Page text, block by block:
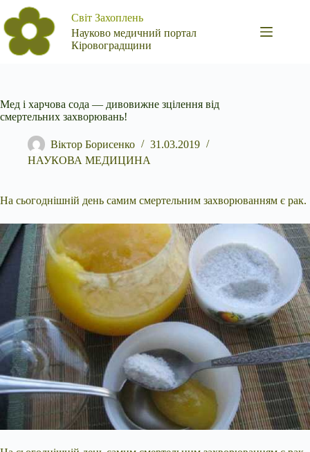
Перейти
до
вмісту
Світ Захоплень
Науково медичний портал
Кіровоградщини
Мед і харчова сода — дивовижне зцілення від
смертельних захворювань!
Віктор Борисенко
31.03.2019
НАУКОВА МЕДИЦИНА
На сьогоднішній день самим смертельним захворюванням є рак.